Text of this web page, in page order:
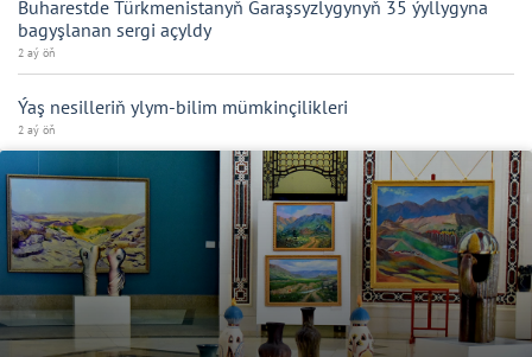
Buharestde Türkmenistanyň Garaşsyzlygynyň 35 ýyllygyna
bagyşlanan sergi açyldy
2 aý öň
Ýaş nesilleriň ylym-bilim mümkinçilikleri
2 aý öň